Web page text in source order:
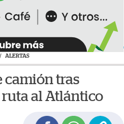
/ ALERTAS
camión tras
al Atlántico